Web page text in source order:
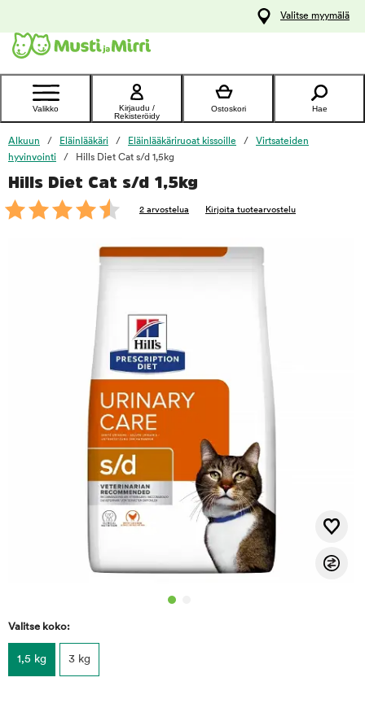
Ota yhteyttä
asiakaspalveluun
Valitse myymälä
Valikko
Kirjaudu /
Rekisteröidy
Ostoskori Hae
Alkuun Eläinlääkäri Eläinlääkäriruoat kissoille
Virtsateiden
hyvinvointi
Hills Diet Cat s/d 1,5kg
Hills Diet Cat s/d 1,5kg
2 arvostelua Kirjoita tuotearvostelu
Valitse koko:
1,5 kg 3 kg
foo